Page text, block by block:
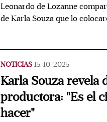
Leonardo de Lozanne
de Karla Souza que lo
NOTICIAS 15/10/2025
Karla Souza revela
productora: "Es el
hacer"